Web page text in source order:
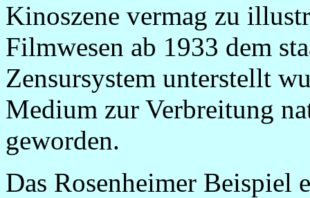
Kinoszene vermag zu
Filmwesen ab 1933 dem
Zensursystem unterstellt
Medium zur Verbreitung
geworden.
Das Rosenheimer Beispiel